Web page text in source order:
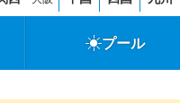
プール